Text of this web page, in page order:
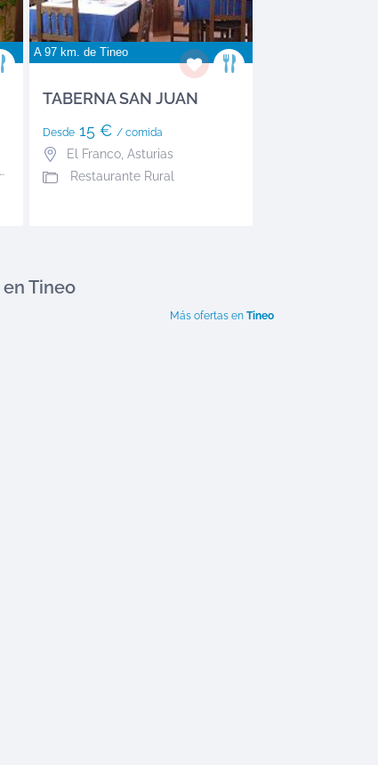
A 97 km. de Tineo
TABERNA SAN JUAN
Desde15 € / comida
El Franco, Asturias
Restaurante Rural
en Tineo
Más ofertas en Tineo